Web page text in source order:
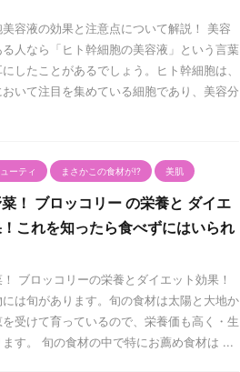
美容液の効果と注意点について解説！ 美容
人なら「ヒト幹細胞の美容液」という言葉
したことがあるでしょう。ヒト幹細胞は、
いて注目を集めている細胞であり、美容分
ーティ まさかこの食材が⁉️ 美肌
！ ブロッコリー の栄養と ダイエ
これを知ったら食べずにはいられ
ブロッコリーの栄養とダイエット効果！
は旬があります。旬の食材は太陽と大地か
を受けて育っているので、栄養価も高く・生
す。 旬の食材の中で特にお薦め食材は ...